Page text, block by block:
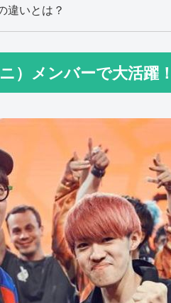
違いとは？
）メンバーで大活躍！